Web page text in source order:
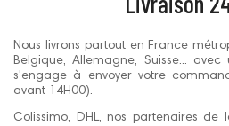
Nous livrons partout en France
Belgique, Allemagne, Suisse...
s'engage à envoyer votre
avant 14H00).
Colissimo, DHL, nos partenaires de